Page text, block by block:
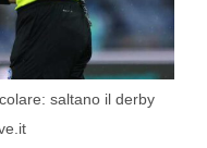
saltano il derby